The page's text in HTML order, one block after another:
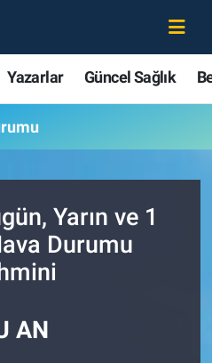
Yazarlar Güncel Sağlık
Yarın ve 1
Durumu
AN
Eczaneler
ve Fikstür